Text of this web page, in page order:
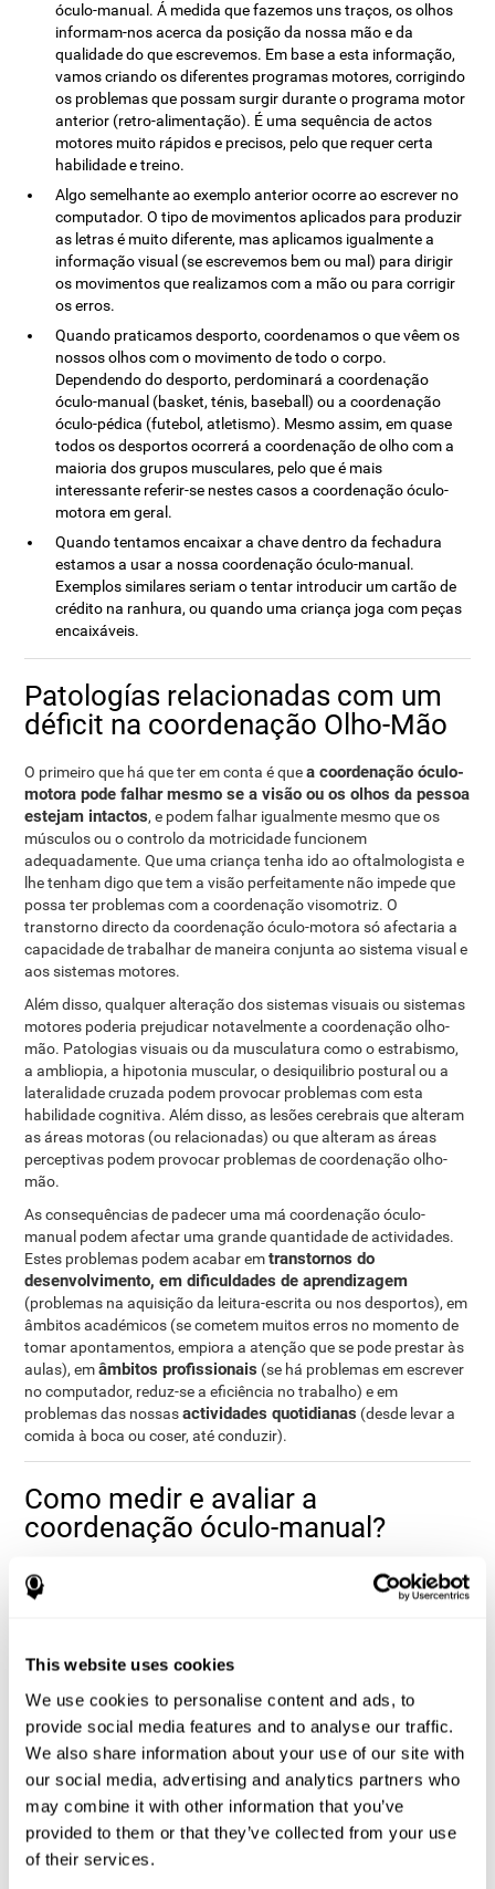
This website uses cookies
We use cookies to personalise content and ads, to
provide social media features and to analyse our traffic.
We also share information about your use of our site with
our social media, advertising and analytics partners who
may combine it with other information that you’ve
provided to them or that they’ve collected from your use
of their services.
óculo-manual. Á medida que fazemos uns traços, os olhos
informam-nos acerca da posição da nossa mão e da
qualidade do que escrevemos. Em base a esta informação,
vamos criando os diferentes programas motores, corrigindo
os problemas que possam surgir durante o programa motor
anterior (retro-alimentação). É uma sequência de actos
motores muito rápidos e precisos, pelo que requer certa
habilidade e treino.
Algo semelhante ao exemplo anterior ocorre ao escrever no
computador. O tipo de movimentos aplicados para produzir
as letras é muito diferente, mas aplicamos igualmente a
informação visual (se escrevemos bem ou mal) para dirigir
os movimentos que realizamos com a mão ou para corrigir
os erros.
Quando praticamos desporto, coordenamos o que vêem os
nossos olhos com o movimento de todo o corpo.
Dependendo do desporto, perdominará a coordenação
óculo-manual (basket, ténis, baseball) ou a coordenação
óculo-pédica (futebol, atletismo). Mesmo assim, em quase
todos os desportos ocorrerá a coordenação de olho com a
maioria dos grupos musculares, pelo que é mais
interessante referir-se nestes casos a coordenação óculo-
motora em geral.
Quando tentamos encaixar a chave dentro da fechadura
estamos a usar a nossa coordenação óculo-manual.
Exemplos similares seriam o tentar introducir um cartão de
crédito na ranhura, ou quando uma criança joga com peças
encaixáveis.
Patologías relacionadas com um
déficit na coordenação Olho-Mão
O primeiro que há que ter em conta é quea coordenação óculo-
motora pode falhar mesmo se a visão ou os olhos da pessoa
estejam intactos, e podem falhar igualmente mesmo que os
músculos ou o controlo da motricidade funcionem
adequadamente. Que uma criança tenha ido ao oftalmologista e
lhe tenham digo que tem a visão perfeitamente não impede que
possa ter problemas com a coordenação visomotriz. O
transtorno directo da coordenação óculo-motora só afectaria a
capacidade de trabalhar de maneira conjunta ao sistema visual e
aos sistemas motores.
Além disso, qualquer alteração dos sistemas visuais ou sistemas
motores poderia prejudicar notavelmente a coordenação olho-
mão. Patologias visuais ou da musculatura como o estrabismo,
a ambliopia, a hipotonia muscular, o desiquilibrio postural ou a
lateralidade cruzada podem provocar problemas com esta
habilidade cognitiva. Além disso, as lesões cerebrais que alteram
as áreas motoras (ou relacionadas) ou que alteram as áreas
perceptivas podem provocar problemas de coordenação olho-
mão.
As consequências de padecer uma má coordenação óculo-
manual podem afectar uma grande quantidade de actividades.
Estes problemas podem acabar emtranstornos do
desenvolvimento, em dificuldades de aprendizagem
(problemas na aquisição da leitura-escrita ou nos desportos), em
âmbitos académicos (se cometem muitos erros no momento de
tomar apontamentos, empiora a atenção que se pode prestar às
aulas), emâmbitos profissionais (se há problemas em escrever
no computador, reduz-se a eficiência no trabalho) e em
problemas das nossasactividades quotidianas (desde levar a
comida à boca ou coser, até conduzir).
Como medir e avaliar a
coordenação óculo-manual?
A coordenação olho-mão é a base de muitos dos
comportamentos do nosso dia-a-dia. Desenvolver-nos
visomotriz pode ser de grande ajuda em diferentes âmbitos da
dificuldades no momento de escrever ou realizar certas
actividades relacionadas com o êxito académico), em âmbitos
médicos (para saber se um paciente vai poder conduzir ou,
mesmo, alimentar-se sem ajuda) ou em âmbitos profissionais
(especialmente em trabalhos mais manipulativos, embora
também em labores de escritório pode ser essencial uma
correcta coordenação para ser eficientes).